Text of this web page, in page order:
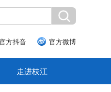
方抖音 官方微博
走进枝江